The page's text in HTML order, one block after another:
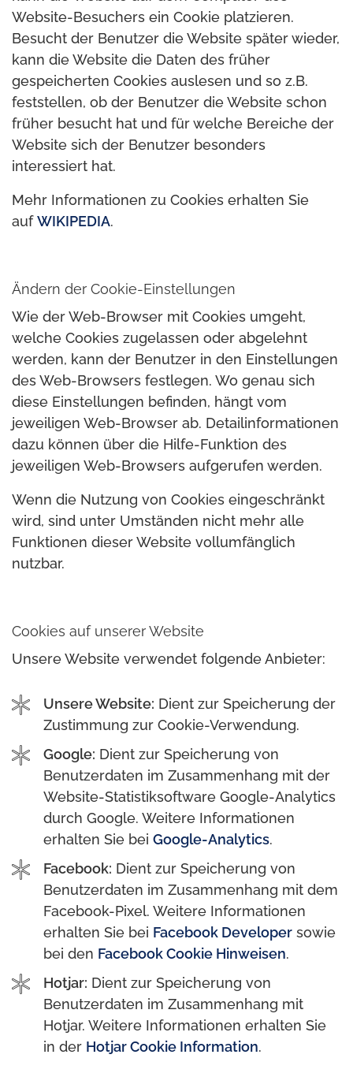
Website-Besuchers ein Cookie platzieren.
Besucht der Benutzer die Website später wieder,
kann die Website die Daten des früher
gespeicherten Cookies auslesen und so z.B.
feststellen, ob der Benutzer die Website schon
früher besucht hat und für welche Bereiche der
Website sich der Benutzer besonders
interessiert hat.
Mehr Informationen zu Cookies erhalten Sie
aufWIKIPEDIA.
Ändern der Cookie-Einstellungen
Wie der Web-Browser mit Cookies umgeht,
welche Cookies zugelassen oder abgelehnt
werden, kann der Benutzer in den Einstellungen
des Web-Browsers festlegen. Wo genau sich
diese Einstellungen befinden, hängt vom
jeweiligen Web-Browser ab. Detailinformationen
dazu können über die Hilfe-Funktion des
jeweiligen Web-Browsers aufgerufen werden.
Wenn die Nutzung von Cookies eingeschränkt
wird, sind unter Umständen nicht mehr alle
Funktionen dieser Website vollumfänglich
nutzbar.
Cookies auf unserer Website
Unsere Website verwendet folgende Anbieter:
Unsere Website: Dient zur Speicherung der
Zustimmung zur Cookie-Verwendung.
Google: Dient zur Speicherung von
Benutzerdaten im Zusammenhang mit der
Website-Statistiksoftware Google-Analytics
durch Google. Weitere Informationen
erhalten Sie bei Google-Analytics.
Facebook: Dient zur Speicherung von
Benutzerdaten im Zusammenhang mit dem
Facebook-Pixel. Weitere Informationen
erhalten Sie bei Facebook Developer sowie
bei den Facebook Cookie Hinweisen.
Hotjar: Dient zur Speicherung von
Benutzerdaten im Zusammenhang mit
Hotjar. Weitere Informationen erhalten Sie
in der Hotjar Cookie Information.